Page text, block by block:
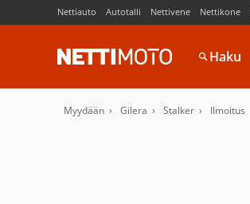
Nettiauto Autotalli Nettivene Nettikone
Haku
Myydään Gilera Stalker Ilmoitus